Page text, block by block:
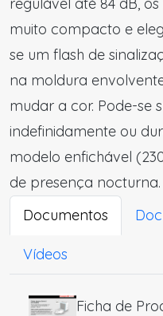
muito compacto e
se um flash de
na moldura
mudar a cor. Pode-se
indefinidamente ou
modelo enfichável
de presença nocturna.
Documentos
Vídeos
Ficha de